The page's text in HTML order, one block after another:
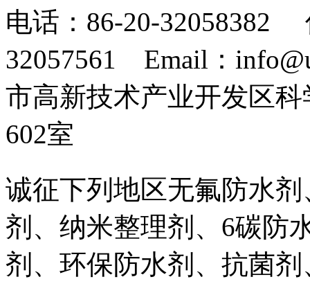
电话：86-20-32058382
32057561 Email：
市高新技术产业开发区
602室
诚征下列地区无氟防水
剂、纳米整理剂、6碳防
剂、环保防水剂、抗菌